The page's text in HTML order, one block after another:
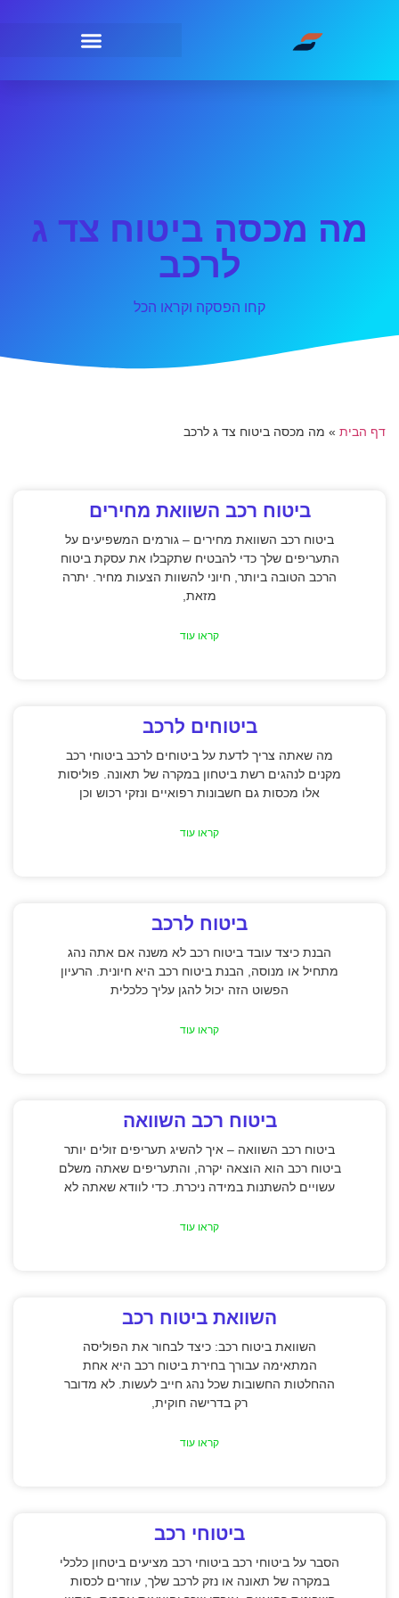
מה מכסה ביטוח צד ג
לרכב
קחו הפסקה וקראו הכל
דף הבית » מה מכסה ביטוח צד ג לרכב
ביטוח רכב השוואת מחירים
ביטוח רכב השוואת מחירים – גורמים המשפיעים על
התעריפים שלך כדי להבטיח שתקבלו את עסקת ביטוח
הרכב הטובה ביותר, חיוני להשוות הצעות מחיר. יתרה
מזאת,
קראו עוד
ביטוחים לרכב
מה שאתה צריך לדעת על ביטוחים לרכב ביטוחי רכב
מקנים לנהגים רשת ביטחון במקרה של תאונה. פוליסות
אלו מכסות גם חשבונות רפואיים ונזקי רכוש וכן
קראו עוד
ביטוח לרכב
הבנת כיצד עובד ביטוח רכב לא משנה אם אתה נהג
מתחיל או מנוסה, הבנת ביטוח רכב היא חיונית. הרעיון
הפשוט הזה יכול להגן עליך כלכלית
קראו עוד
ביטוח רכב השוואה
ביטוח רכב השוואה – איך להשיג תעריפים זולים יותר
ביטוח רכב הוא הוצאה יקרה, והתעריפים שאתה משלם
עשויים להשתנות במידה ניכרת. כדי לוודא שאתה לא
קראו עוד
השוואת ביטוח רכב
השוואת ביטוח רכב: כיצד לבחור את הפוליסה
המתאימה עבורך בחירת ביטוח רכב היא אחת
ההחלטות החשובות שכל נהג חייב לעשות. לא מדובר
רק בדרישה חוקית,
קראו עוד
ביטוחי רכב
הסבר על ביטוחי רכב ביטוחי רכב מציעים ביטחון כלכלי
במקרה של תאונה או נזק לרכב שלך, עוזרים לכסות